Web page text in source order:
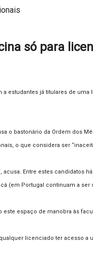
só para
estudantes já titulares de
o bastonário da Ordem dos
o que considera ser
Entre estes candidatos
(em Portugal continuam a ser
espaço de manobra às
licenciado ter acesso